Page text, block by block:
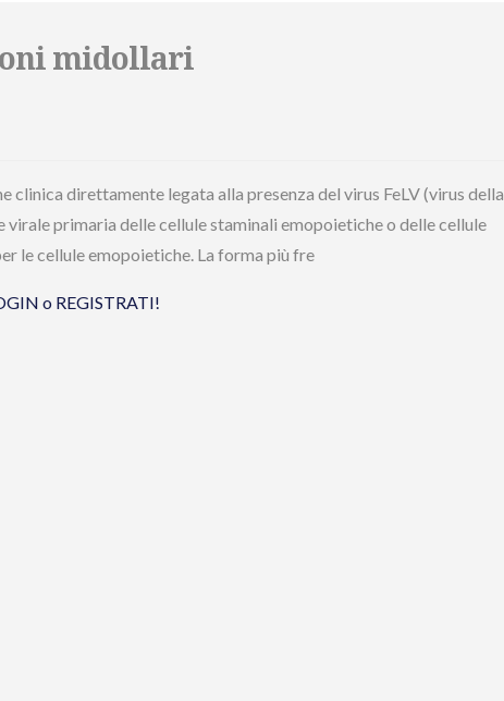
midollari
clinica direttamente legata alla presenza del virus FeLV (virus della
virale primaria delle cellule staminali emopoietiche o delle cellule
le cellule emopoietiche. La forma più fre
o REGISTRATI!